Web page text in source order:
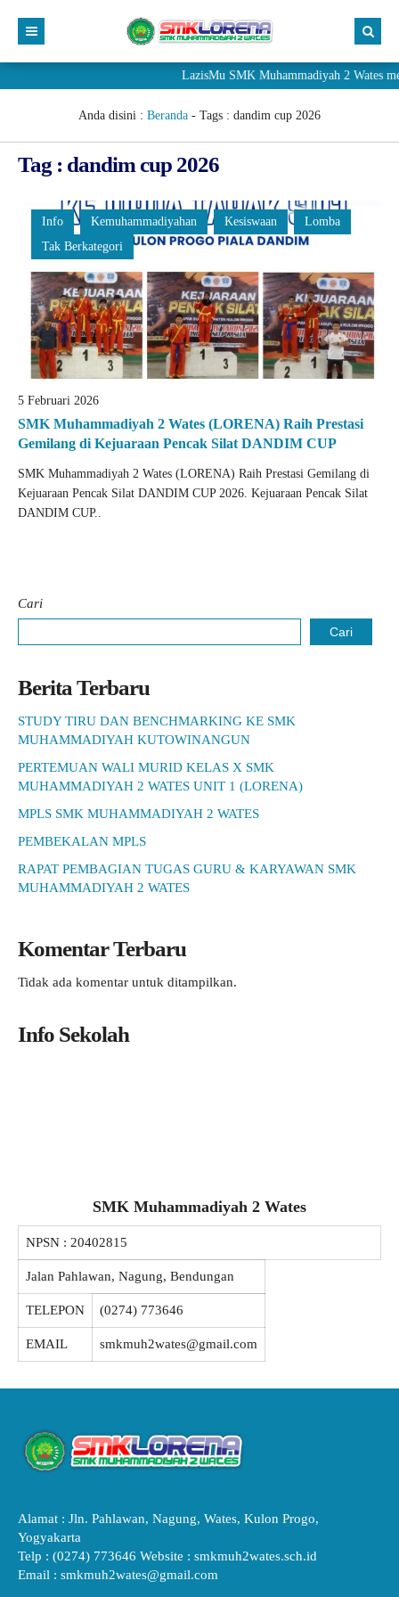
LazisMu SMK Muhammadiyah 2 Wates
Anda disini : Beranda - Tags : dandim cup 2026
Tag : dandim cup 2026
Info Kemuhammadiyahan Kesiswaan
Lomba
Tak Berkategori
5 Februari 2026
SMK Muhammadiyah 2 Wates (LORENA) Raih Prestasi
Gemilang di Kejuaraan Pencak Silat DANDIM CUP
SMK Muhammadiyah 2 Wates (LORENA) Raih Prestasi Gemilang di
Kejuaraan Pencak Silat DANDIM CUP 2026. Kejuaraan Pencak Silat
DANDIM CUP..
Cari
Cari
Berita Terbaru
STUDY TIRU DAN BENCHMARKING KE SMK
MUHAMMADIYAH KUTOWINANGUN
PERTEMUAN WALI MURID KELAS X SMK
MUHAMMADIYAH 2 WATES UNIT 1 (LORENA)
MPLS SMK MUHAMMADIYAH 2 WATES
PEMBEKALAN MPLS
RAPAT PEMBAGIAN TUGAS GURU & KARYAWAN SMK
MUHAMMADIYAH 2 WATES
Komentar Terbaru
Tidak ada komentar untuk ditampilkan.
Info Sekolah
SMK Muhammadiyah 2 Wates
NPSN : 20402815
Jalan Pahlawan, Nagung, Bendungan
TELEPON (0274) 773646
EMAIL smkmuh2wates@gmail.com
Alamat : Jln. Pahlawan, Nagung, Wates, Kulon Progo,
Yogyakarta
Telp : (0274) 773646 Website : smkmuh2wates.sch.id
Email : smkmuh2wates@gmail.com